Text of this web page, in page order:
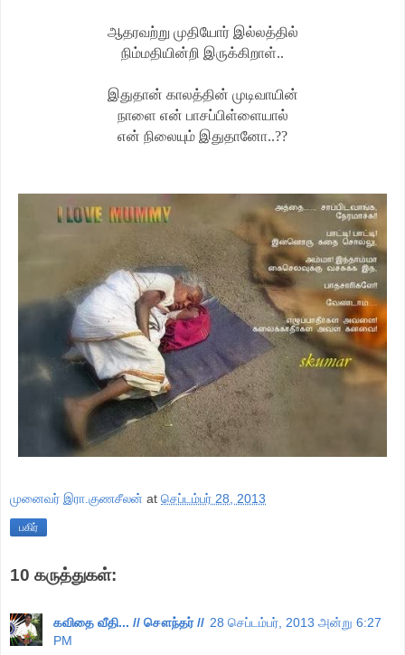
ஆதரவற்று முதியோர் இல்லத்தில்
நிம்மதியின்றி இருக்கிறாள்..
இதுதான் காலத்தின் முடிவாயின்
நாளை என் பாசப்பிள்ளையால்
என் நிலையும் இதுதானோ..??
முனைவர் இரா.குணசீலன் at செப்டம்பர் 28, 2013
பகிர்
10 கருத்துகள்:
கவிதை வீதி... // சௌந்தர் // 28 செப்டம்பர், 2013 அன்று 6:27
PM